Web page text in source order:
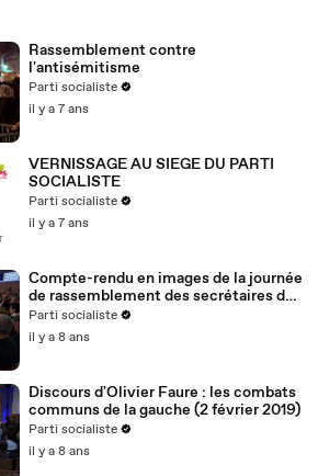
Rassemblement contre
l'antisémitisme
Parti socialiste
il y a 7 ans
VERNISSAGE AU SIEGE DU PARTI
SOCIALISTE
Parti socialiste
il y a 7 ans
Compte-rendu en images de la journée
de rassemblement des secrétaires de
section (2.2.19)
Parti socialiste
il y a 8 ans
Discours d'Olivier Faure : les combats
communs de la gauche (2 février 2019)
Parti socialiste
il y a 8 ans